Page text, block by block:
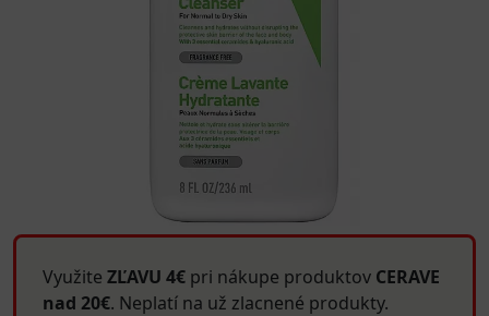
Využite ZĽAVU 4€ pri nákupe produktov CERAVE
nad 20€. Neplatí na už zlacnené produkty.